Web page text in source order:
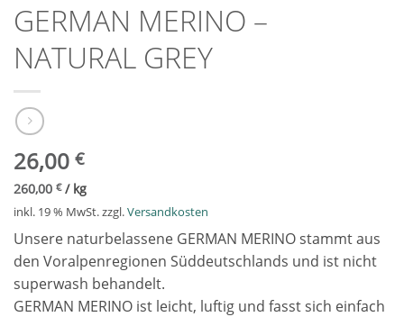
GERMAN MERINO –
NATURAL GREY
26,00 €
260,00 €/ kg
inkl. 19 % MwSt.zzgl.Versandkosten
Unsere naturbelassene GERMAN MERINO stammt aus
den Voralpenregionen Süddeutschlands und ist nicht
superwash behandelt.
GERMAN MERINO ist leicht, luftig und fasst sich einfach